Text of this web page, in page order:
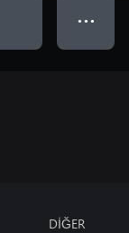
● ● ●
DİĞER